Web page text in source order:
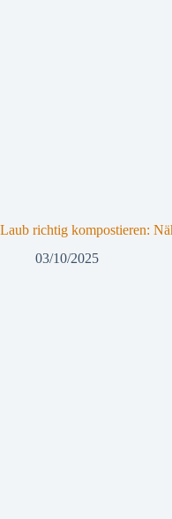
Laub richtig kompostieren:
03/10/2025